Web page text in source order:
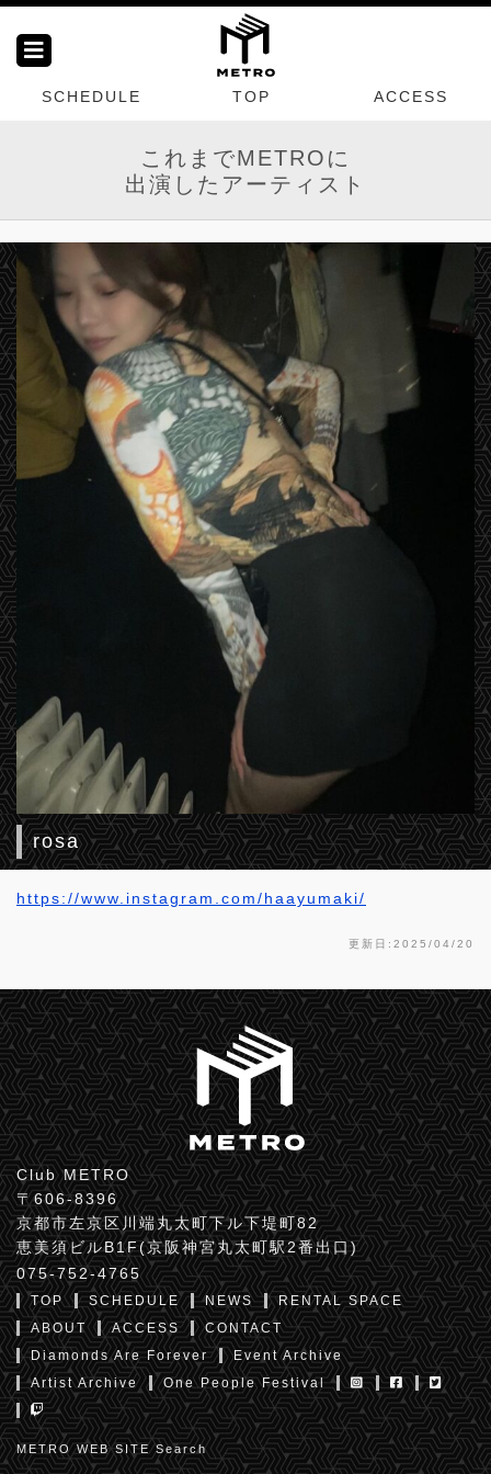
SCHEDULE TOP ACCESS
これまでMETROに
出演したアーティスト
rosa
https://www.instagram.com/haayumaki/
更新日:2025/04/20
Club METRO
〒606-8396
京都市左京区川端丸太町下ル下堤町82
恵美須ビルB1F(京阪神宮丸太町駅2番出口)
075-752-4765
TOP SCHEDULE NEWS
RENTAL SPACE
ABOUT
ACCESS
CONTACT
Diamonds Are Forever
Event Archive
Artist Archive
One People Festival
METRO WEB SITE Search